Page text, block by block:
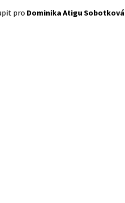
pro Dominika Atigu Sobotková